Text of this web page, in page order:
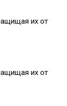
их от
их от